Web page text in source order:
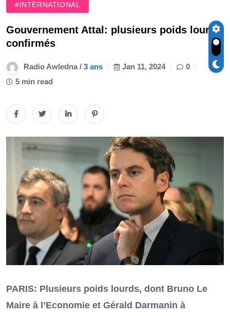
#INTERNATIONAL
Gouvernement Attal: plusieurs poids lourds
confirmés
Radio Awledna / 3 ans Jan 11, 2024
0
5 min read
PARIS: Plusieurs poids lourds, dont Bruno Le
Maire à l’Economie et Gérald Darmanin à